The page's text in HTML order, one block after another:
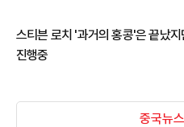
스티븐 로치 '과거의 홍콩'은 끝났
진행중
중국뉴스